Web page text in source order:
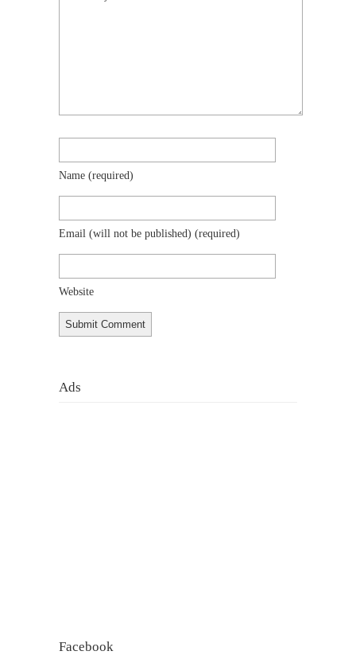
Name (required)
Email (will not be published) (required)
Website
Ads
Facebook